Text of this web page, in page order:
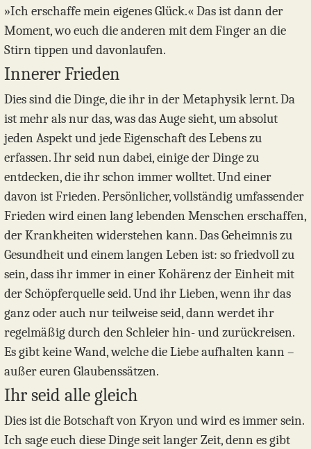
»Ich erschaffe mein eigenes Glück.« Das ist dann der
Moment, wo euch die anderen mit dem Finger an die
Stirn tippen und davonlaufen.
Innerer Frieden
Dies sind die Dinge, die ihr in der Metaphysik lernt. Da
ist mehr als nur das, was das Auge sieht, um absolut
jeden Aspekt und jede Eigenschaft des Lebens zu
erfassen. Ihr seid nun dabei, einige der Dinge zu
entdecken, die ihr schon immer wolltet. Und einer
davon ist Frieden. Persönlicher, vollständig umfassender
Frieden wird einen lang lebenden Menschen erschaffen,
der Krankheiten widerstehen kann. Das Geheimnis zu
Gesundheit und einem langen Leben ist: so friedvoll zu
sein, dass ihr immer in einer Kohärenz der Einheit mit
der Schöpferquelle seid. Und ihr Lieben, wenn ihr das
ganz oder auch nur teilweise seid, dann werdet ihr
regelmäßig durch den Schleier hin- und zurückreisen.
Es gibt keine Wand, welche die Liebe aufhalten kann –
außer euren Glaubenssätzen.
Ihr seid alle gleich
Dies ist die Botschaft von Kryon und wird es immer sein.
Ich sage euch diese Dinge seit langer Zeit, denn es gibt